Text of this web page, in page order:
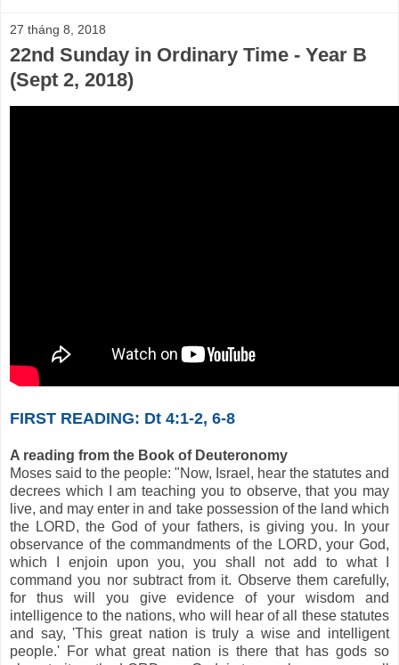
27 tháng 8, 2018
22nd Sunday in Ordinary Time - Year B
(Sept 2, 2018)
FIRST READING: Dt 4:1-2, 6-8
A reading from the Book of Deuteronomy
Moses said to the people: "Now, Israel, hear the statutes and
decrees which I am teaching you to observe, that you may
live, and may enter in and take possession of the land which
the LORD, the God of your fathers, is giving you. In your
observance of the commandments of the LORD, your God,
which I enjoin upon you, you shall not add to what I
command you nor subtract from it. Observe them carefully,
for thus will you give evidence of your wisdom and
intelligence to the nations, who will hear of all these statutes
and say, 'This great nation is truly a wise and intelligent
people.' For what great nation is there that has gods so